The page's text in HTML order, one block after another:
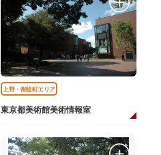
上野・御徒町エリア
東京都美術館美術情報室